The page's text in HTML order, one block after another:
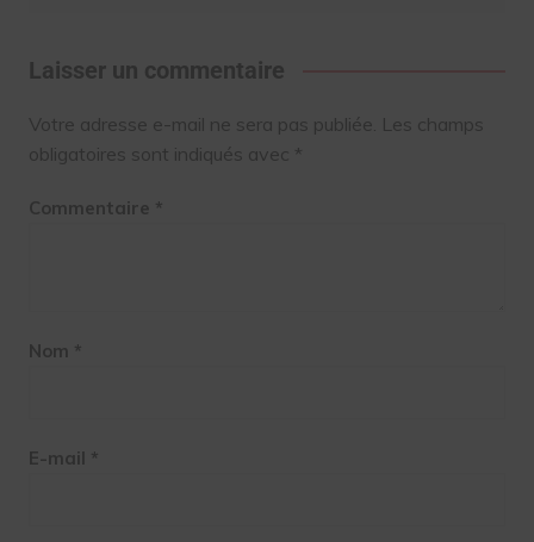
Laisser un commentaire
Votre adresse e-mail ne sera pas publiée. Les champs
obligatoires sont indiqués avec *
Commentaire *
Nom *
E-mail *